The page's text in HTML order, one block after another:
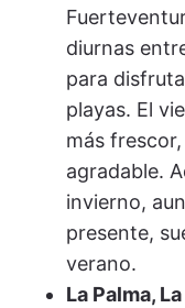
diurnas
para
playas. El
más
agradable.
invierno,
presente,
verano.
La Palma,